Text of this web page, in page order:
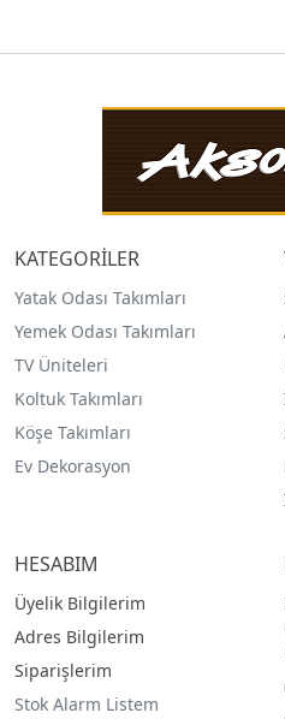
KATEGORİLER
Yatak Odası Takımları
Yemek Odası Takımları
TV Üniteleri
Koltuk Takımları
Köşe Takımları
Ev Dekorasyon
HESABIM
Üyelik Bilgilerim
Adres Bilgilerim
Siparişlerim
Stok Alarm Listem